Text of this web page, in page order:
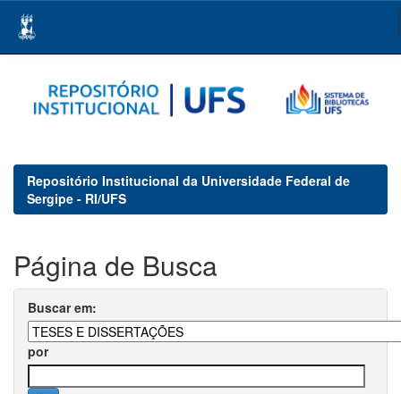
navigation
Repositório Institucional da Universidade Federal de
Sergipe - RI/UFS
Página de Busca
Buscar em:
por